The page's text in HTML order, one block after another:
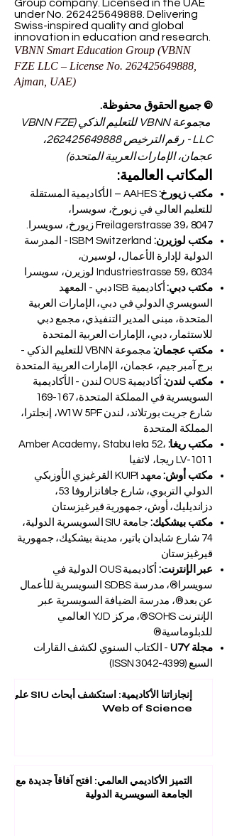
VBNN FZE LLC. A Smart Education
Group company. Licensed in the UAE
under No.262425649888. Delivering
Swiss-inspired quality and global
innovation in education and research.
VBNN Smart Education Group (VBNN
FZE LLC – License No.
© جميع الحقوق محفوظة.
مجموعة VBNN للتعليم الذكي (VBNN FZE
LLC - رقم الترخيص
262425649888
عجمان، الإمارات العربية المتحدة)
المكاتب العالمية:
مكتب زيورخ:
AAHES – الأكاديمية المستقلة
للتعليم العالي في زيورخ، سويسرا،
Freilagerstrasse 39، 8047 زيورخ، سويسرا.
مكتب لوزيرن:
الدولية لإدارة الأعمال، لوسيرن،
Industriestrasse 59، 6034 لوزيرن، سويسرا
مكتب دبي:
أكاديمية ISB دبي - المعهد
السويسري الدولي في دبي، الإمارات العربية
المتحدة، مبنى المدير التنفيذي، مجمع دبي
للاستثمار، دبي، الإمارات العربية المتحدة
مكتب عجمان:
مجموعة VBNN للتعليم الذكي -
برج آمبر جيم، عجمان، الإمارات العربية المتحدة
مكتب لندن:
أكاديمية OUS لندن - الأكاديمية
السويسرية في المملكة المتحدة، 167-169
المملكة المتحدة
مكتب ريغا:Amber Academy، Stabu Iela 52،
LV-1011 ريجا، لاتفيا
مكتب أوش:
معهد KUIPI القرغيزي الأوزبكي
الدولي التربوي، شارع جافانزاروفا 53،
دزانديليك، أوش، جمهورية قيرغيزستان
مكتب بيشكيك:
جامعة SIU السويسرية الدولية،
74 شارع شابدان باتير، مدينة بيشكيك، جمهورية
قيرغيزستان
عبر الإنترنت:
أكاديمية OUS الدولية في
سويسرا®، مدرسة SDBS السويسرية للأعمال
عن بعد®، مدرسة الضيافة السويسرية عبر
للدبلوماسية®
مجلة U7Y
- الكتاب السنوي لكشف القارات
التميز الأكاديمي العالمي: افتح آفاقاً جديدة مع